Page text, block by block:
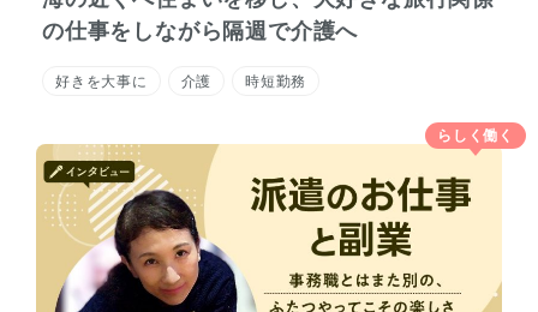
の仕事をしながら隔週で介護へ
好きを大事に 介護 時短勤務
らしく働く